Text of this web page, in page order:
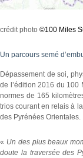
crédit photo ©100 Miles
Un parcours semé
Dépassement de soi,
de l’édition 2016 du 100
normes de 165
trios courant en relais à
des Pyrénées Orientales.
« Un des plus beaux
doute la traversée des